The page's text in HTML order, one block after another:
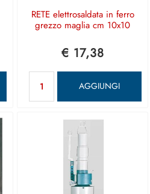
RETE elettrosaldata in ferro
grezzo maglia cm 10x10
€ 17,38
AGGIUNGI